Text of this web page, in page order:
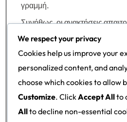
γραμμή.
Συνήθως, οι ανακτήσεις
ταχύτητας, επίγνωσης και
αμυντικός πρέπει να
κατάσταση, να εντοπίσει τις
αποφασίσει τη πιο
πρέπει να ακολουθήσει. Αυτό
πρέπει να προτεραιοποιήσει
We respect your privacy
Cookies help us improve your
personalized content, and
choose which cookies to allow
Customize. ClickAccept Allto
Allto decline non-essential